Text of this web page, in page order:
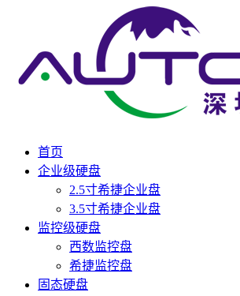
首页
企业级硬盘
2.5寸希捷企业盘
3.5寸希捷企业盘
监控级硬盘
西数监控盘
希捷监控盘
固态硬盘